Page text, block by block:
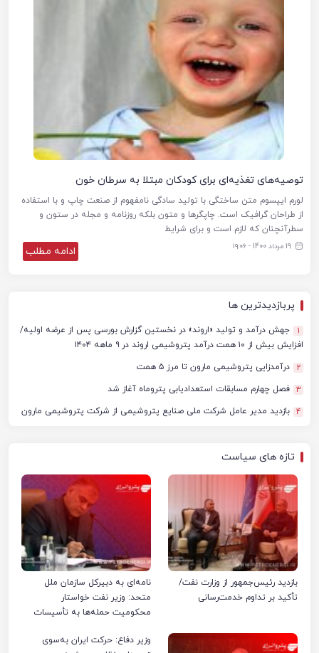
توصیه‌های تغذیه‌ای برای کودکان مبتلا به سرطان خون
لورم ایپسوم متن ساختگی با تولید سادگی نامفهوم از صنعت چاپ و با استفاده
از طراحان گرافیک است. چاپگرها و متون بلکه روزنامه و مجله در ستون و
سطرآنچنان که لازم است و برای شرایط
19 مرداد 1400 - ۱۹:۰۶ ادامه مطلب
پربازدیدترین ها
1
جهش درآمد و تولید «اروند» در نخستین گزارش بورسی پس از عرضه اولیه/
افزایش بیش از ۱۰ همت درآمد پتروشیمی اروند در ۹ ماهه ۱۴۰۴
2 درآمدزایی پتروشیمی مارون تا مرز ۵ همت
3 فصل چهارم مسابقات استعدادیابی پتروماه آغاز شد
4 بازدید مدیر عامل شرکت ملی صنایع پتروشیمی از شرکت پتروشیمی مارون
تازه های سیاست
بازدید رئیس‌جمهور از وزارت نفت/
تأکید بر تداوم خدمت‌رسانی
نامه‌ای به دبیرکل سازمان ملل
متحد: وزیر نفت خواستار
محکومیت حمله‌ها به تأسیسات
وزیر دفاع: حرکت ایران به‌سوی